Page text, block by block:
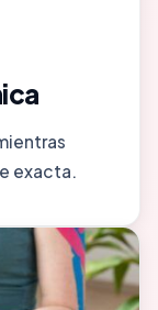
exacta.